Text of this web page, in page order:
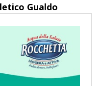
Gualdo